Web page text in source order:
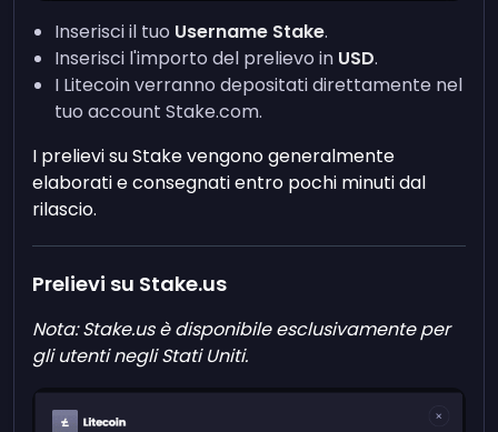
Inserisci il tuo Username Stake.
Inserisci l'importo del prelievo in USD.
I Litecoin verranno depositati direttamente nel
tuo account Stake.com.
I prelievi su Stake vengono generalmente
elaborati e consegnati entro pochi minuti dal
rilascio.
Prelievi su Stake.us
Nota: Stake.us è disponibile esclusivamente per
gli utenti negli Stati Uniti.